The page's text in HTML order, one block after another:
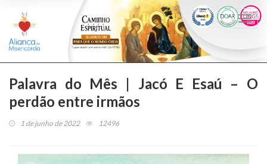
Palavra do Mês | Jacó E Esaú – O
perdão entre irmãos
1 de junho de 2022 12496